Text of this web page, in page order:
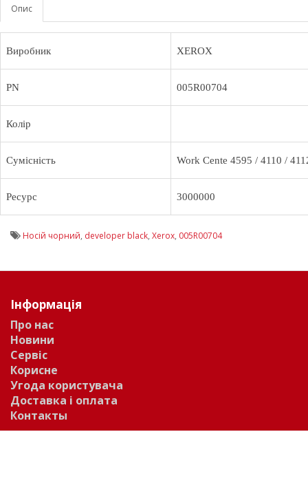
Опис
Виробник XEROX
PN 005R00704
Колір
Сумісність Work Cente 4595 / 4110 /
Ресурс 3000000
Носій чорний, developer black, Xerox, 005R00704
Інформація
Про нас
Новини
Сервіс
Корисне
Угода користувача
Доставка і оплата
Контакты